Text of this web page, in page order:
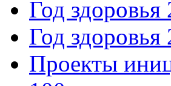
Год здоровья
Год здоровья
Проекты